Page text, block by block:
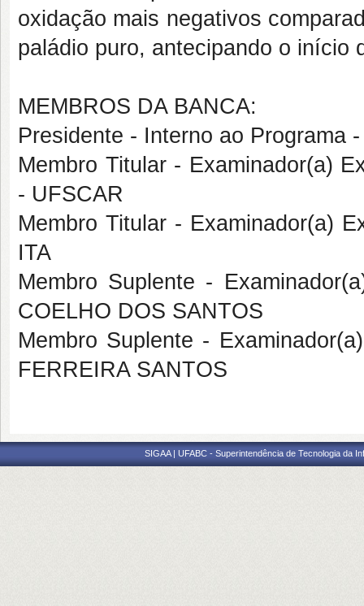
oxidação mais negativos
paládio puro, antecipando o início
MEMBROS DA BANCA:
Presidente - Interno ao Programa
Membro Titular - Examinador(a)
- UFSCAR
Membro Titular - Examinador(a)
ITA
Membro Suplente -
COELHO DOS SANTOS
Membro Suplente -
FERREIRA SANTOS
SIGAA | UFABC - Superintendência de Tecnologia da